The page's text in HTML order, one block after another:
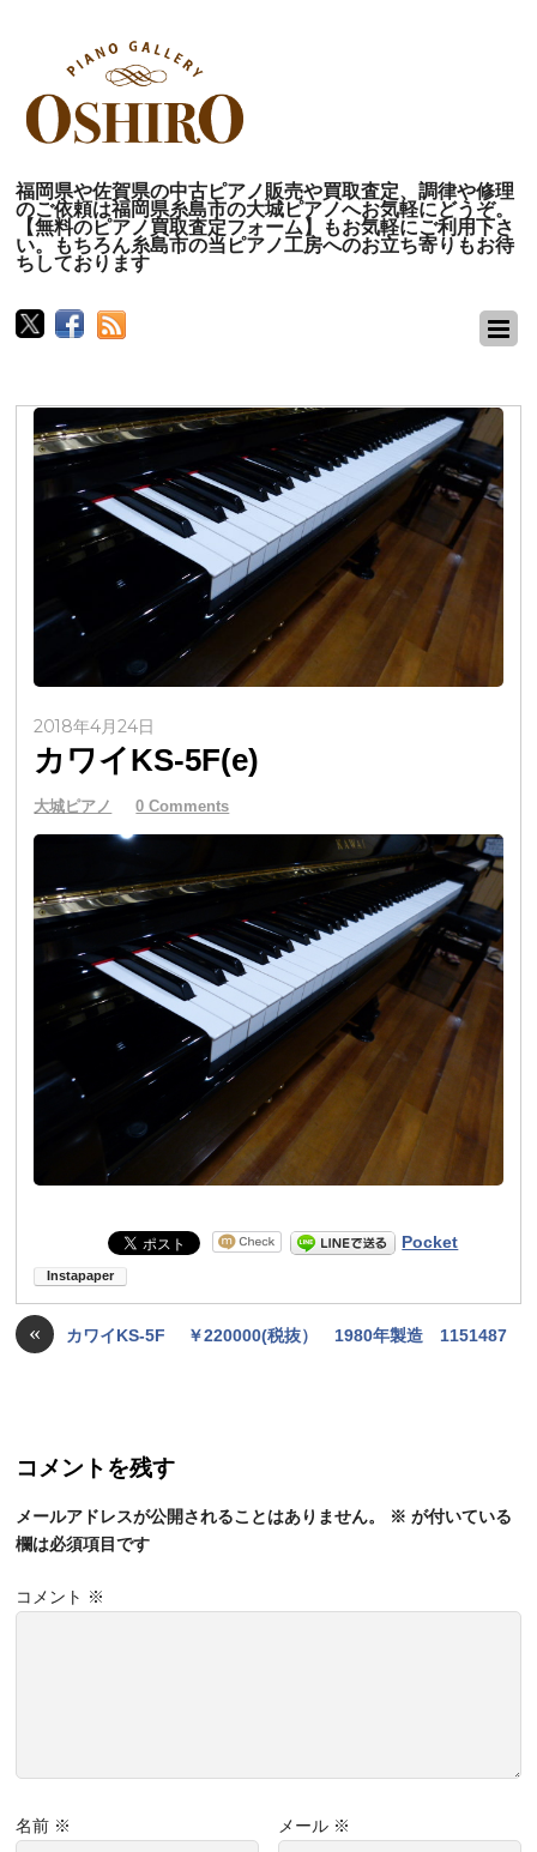
福岡県や佐賀県の中古ピアノ販売や買取査定、調律や修理
のご依頼は福岡県糸島市の大城ピアノへお気軽にどうぞ。
【無料のピアノ買取査定フォーム】もお気軽にご利用下さ
い。もちろん糸島市の当ピアノ工房へのお立ち寄りもお待
ちしております
2018年4月24日
カワイKS-5F(e)
大城ピアノ 0 Comments
Pocket
« カワイKS-5F ￥220000(税抜） 1980年製造 1151487
コメントを残す
メールアドレスが公開されることはありません。 ※ が付いている
欄は必須項目です
コメント ※
名前 ※ メール ※